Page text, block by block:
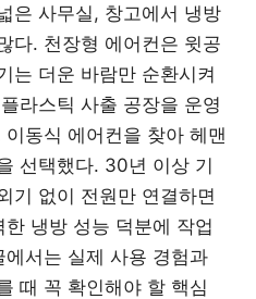
은 사무실, 창고에서 냉방
다. 천장형 에어컨은 윗공
는 더운 바람만 순환시켜
라스틱 사출 공장을 운영
동식 에어컨을 찾아 헤맨
선택했다. 30년 이상 기
기 없이 전원만 연결하면
냉방 성능 덕분에 작업
서는 실제 사용 경험과
때 꼭 확인해야 할 핵심